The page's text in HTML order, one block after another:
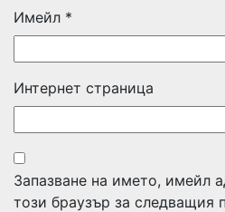
Имейл *
Интернет страница
Запазване на името, имейл
този браузър за следващия